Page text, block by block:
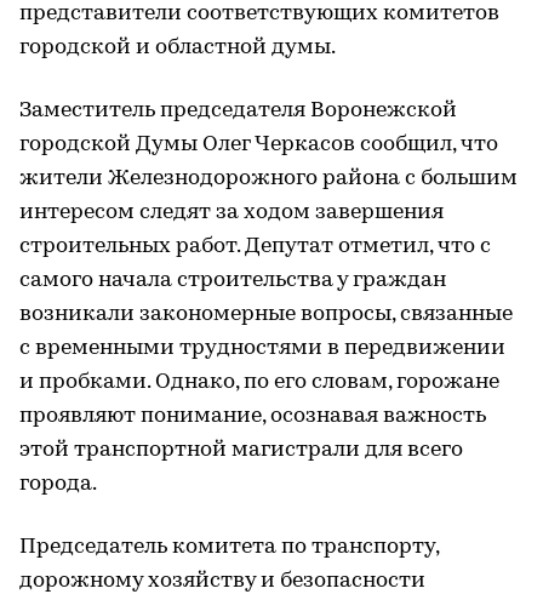
представители соответствующих комитетов
городской и областной думы.
Заместитель председателя Воронежской
городской Думы Олег Черкасов сообщил, что
жители Железнодорожного района с большим
интересом следят за ходом завершения
строительных работ. Депутат отметил, что с
самого начала строительства у граждан
возникали закономерные вопросы, связанные
с временными трудностями в передвижении
и пробками. Однако, по его словам, горожане
проявляют понимание, осознавая важность
этой транспортной магистрали для всего
города.
Председатель комитета по транспорту,
дорожному хозяйству и безопасности